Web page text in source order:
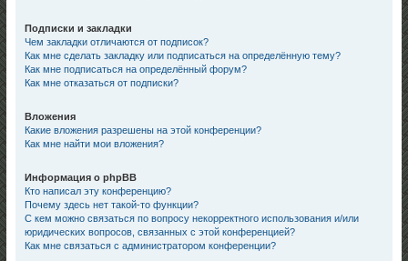
Подписки и закладки
Чем закладки отличаются от подписок?
Как мне сделать закладку или подписаться на определённую тему?
Как мне подписаться на определённый форум?
Как мне отказаться от подписки?
Вложения
Какие вложения разрешены на этой конференции?
Как мне найти мои вложения?
Информация о phpBB
Кто написал эту конференцию?
Почему здесь нет такой-то функции?
С кем можно связаться по вопросу некорректного использования и/или
юридических вопросов, связанных с этой конференцией?
Как мне связаться с администратором конференции?